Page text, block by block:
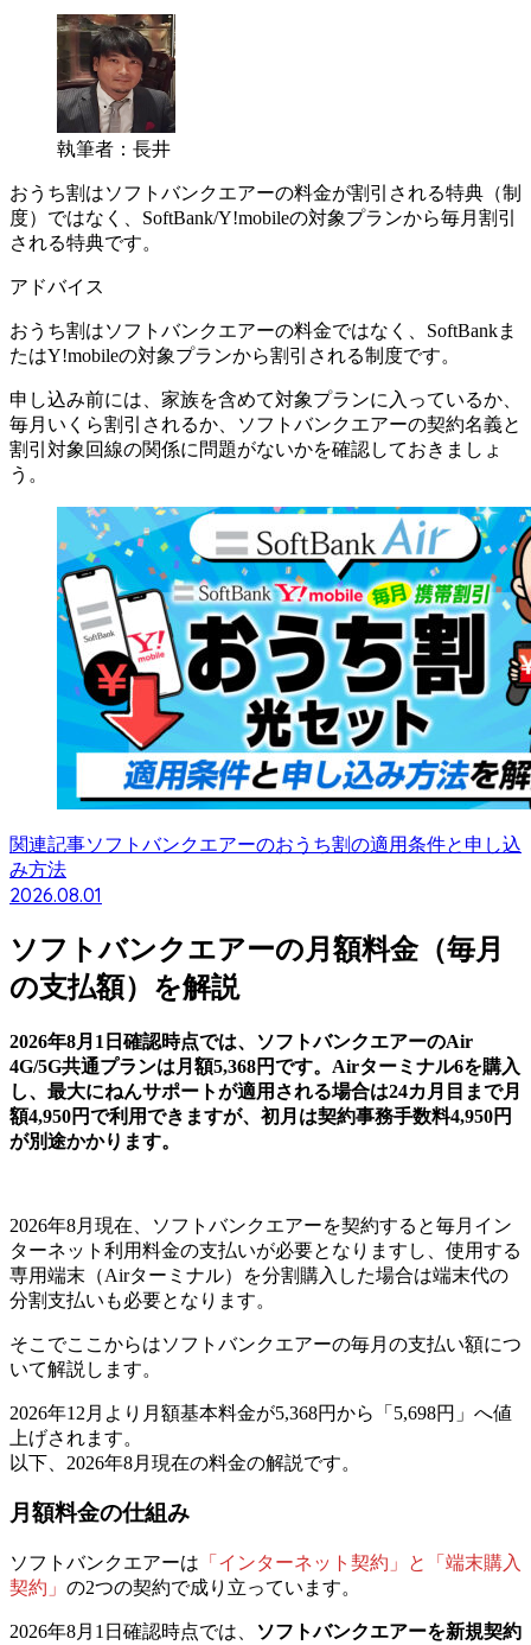
執筆者：長井
おうち割はソフトバンクエアーの料金が割引される特典（制
度）ではなく、SoftBank/Y!mobileの対象プランから毎月割引
される特典です。
アドバイス
おうち割はソフトバンクエアーの料金ではなく、SoftBankま
たはY!mobileの対象プランから割引される制度です。
申し込み前には、家族を含めて対象プランに入っているか、
毎月いくら割引されるか、ソフトバンクエアーの契約名義と
割引対象回線の関係に問題がないかを確認しておきましょ
う。
関連記事ソフトバンクエアーのおうち割の適用条件と申し込
み方法
2026.08.01
ソフトバンクエアーの月額料金（毎月
の支払額）を解説
2026年8月1日確認時点では、ソフトバンクエアーのAir
4G/5G共通プランは月額5,368円です。Airターミナル6を購入
し、最大にねんサポートが適用される場合は24カ月目まで月
額4,950円で利用できますが、初月は契約事務手数料4,950円
が別途かかります。
2026年8月現在、ソフトバンクエアーを契約すると毎月イン
ターネット利用料金の支払いが必要となりますし、使用する
専用端末（Airターミナル）を分割購入した場合は端末代の
分割支払いも必要となります。
そこでここからはソフトバンクエアーの毎月の支払い額につ
いて解説します。
2026年12月より月額基本料金が5,368円から「5,698円」へ値
上げされます。
以下、2026年8月現在の料金の解説です。
月額料金の仕組み
ソフトバンクエアーは 「インターネット契約」と「端末購入
契約」 の2つの契約で成り立っています。
2026年8月1日確認時点では、
ソフトバンクエアーを新規契約